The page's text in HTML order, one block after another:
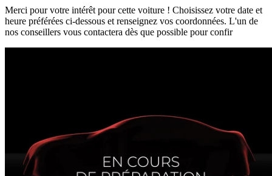
Merci pour votre intérêt pour cette voiture ! Choisissez votre date et
heure préférées ci-dessous et renseignez vos coordonnées. L'un de
nos conseillers vous contactera dès que possible pour confir